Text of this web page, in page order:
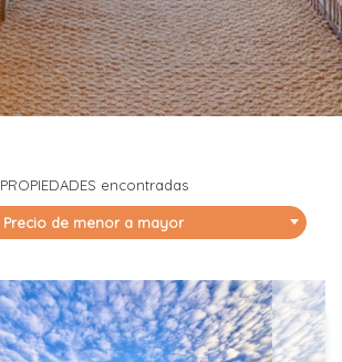
PROPIEDADES encontradas
Precio de menor a mayor